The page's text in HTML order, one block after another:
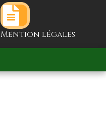
Mention légales